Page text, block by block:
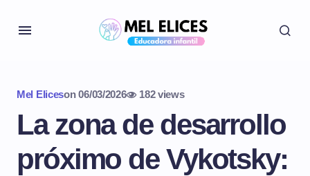
Mel Eliceson 06/03/2026 182 views
La zona de desarrollo
próximo de Vykotsky: